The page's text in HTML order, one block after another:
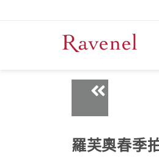
羅芙奧春季